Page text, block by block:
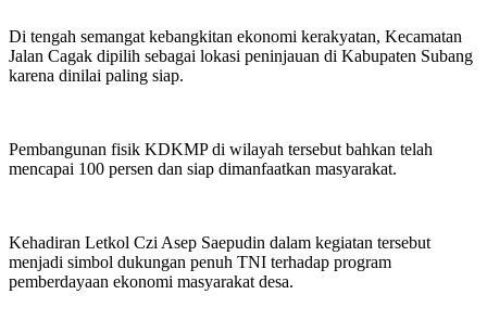
Di tengah semangat kebangkitan ekonomi kerakyatan, Kecamatan
Jalan Cagak dipilih sebagai lokasi peninjauan di Kabupaten Subang
karena dinilai paling siap.
Pembangunan fisik KDKMP di wilayah tersebut bahkan telah
mencapai 100 persen dan siap dimanfaatkan masyarakat.
Kehadiran Letkol Czi Asep Saepudin dalam kegiatan tersebut
menjadi simbol dukungan penuh TNI terhadap program
pemberdayaan ekonomi masyarakat desa.